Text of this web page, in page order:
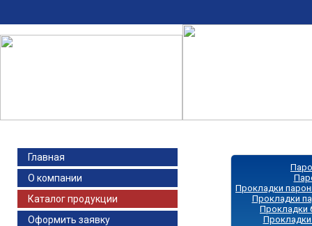
Главная
О компании
Каталог продукции
Оформить заявку
Прокладки
Прокладки
Прокладки
Прокладки